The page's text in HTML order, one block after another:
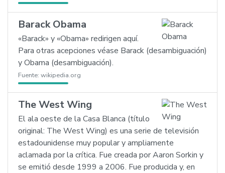
Barack Obama
«Barack» y «Obama» redirigen aquí.
Para otras acepciones véase Barack (desambiguación)
y Obama (desambiguación).
Fuente: wikipedia.org
The West Wing
El ala oeste de la Casa Blanca (título
original: The West Wing) es una serie de televisión
estadounidense muy popular y ampliamente
aclamada por la crítica. Fue creada por Aaron Sorkin y
se emitió desde 1999 a 2006. Fue producida y, en